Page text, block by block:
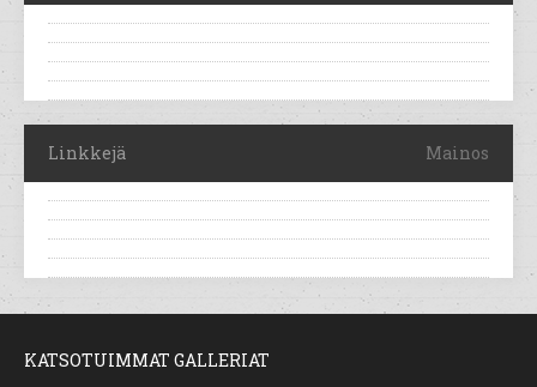
Linkkejä Mainos
KATSOTUIMMAT GALLERIAT